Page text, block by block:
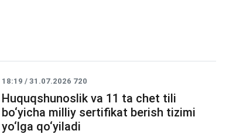
18:19 / 31.07.2026 720
Huquqshunoslik va 11 ta chet tili
bo‘yicha milliy sertifikat berish tizimi
yo‘lga qo‘yiladi